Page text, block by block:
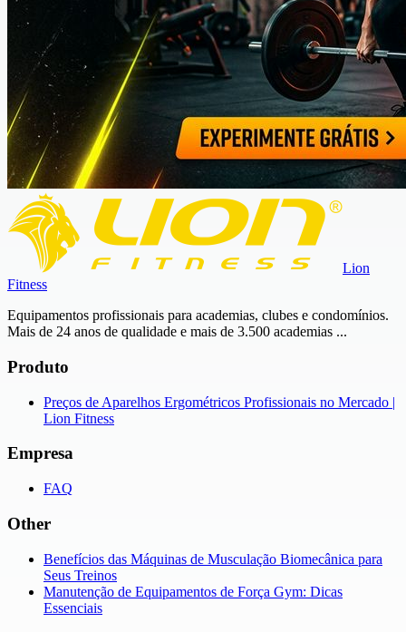
Lion
Fitness
Equipamentos profissionais para academias, clubes e condomínios.
Mais de 24 anos de qualidade e mais de 3.500 academias ...
Produto
Preços de Aparelhos Ergométricos Profissionais no Mercado |
Lion Fitness
Empresa
FAQ
Other
Benefícios das Máquinas de Musculação Biomecânica para
Seus Treinos
Manutenção de Equipamentos de Força Gym: Dicas
Essenciais